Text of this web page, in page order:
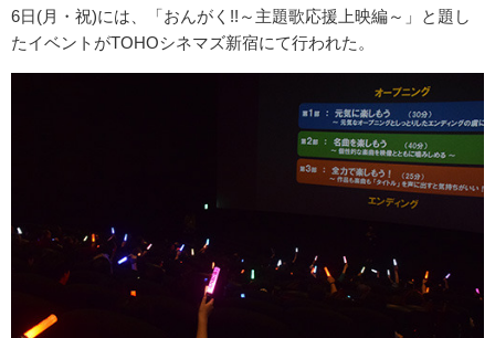
6日(月・祝)には、「おんがく!!～主題歌応援上映編～」と題し
たイベントがTOHOシネマズ新宿にて行われた。